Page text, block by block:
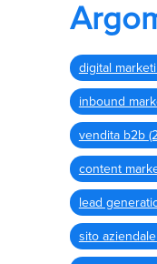
digital
inbound
vendita b2b
content
lead
sito